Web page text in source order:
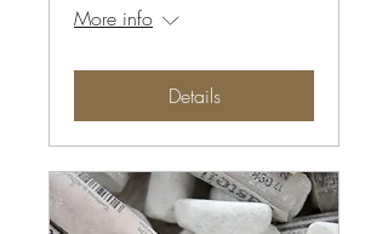
More info
Details